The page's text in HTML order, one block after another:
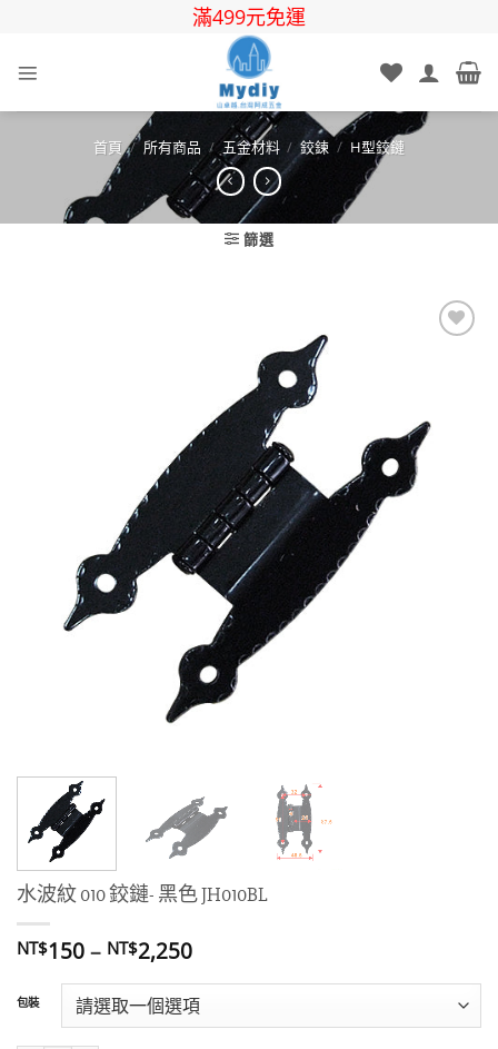
滿499元免運
首頁 / 所有商品 / 五金材料 / 鉸鍊 / H型鉸鏈
篩選
水波紋 010 鉸鏈- 黑色 JH010BL
NT$150– NT$2,250價
範
圍：
NT$150
包裝